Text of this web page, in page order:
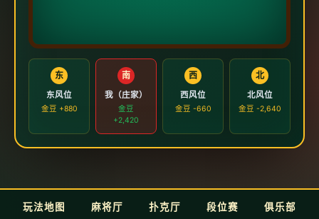
东
东风位
金豆 +880
南
我（庄家）
金豆
+2,420
西
西风位
金豆 -660
北
北风位
金豆 -2,640
玩法地图 麻将厅 扑克厅 段位赛 俱乐部